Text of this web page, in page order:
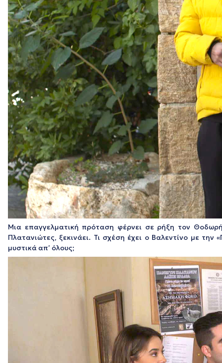
Μια επαγγελματική πρόταση φέρνει σε ρήξη τον
Πλατανιώτες, ξεκινάει. Τι σχέση έχει ο Βαλεντίνο με
μυστικά απ’ όλους;